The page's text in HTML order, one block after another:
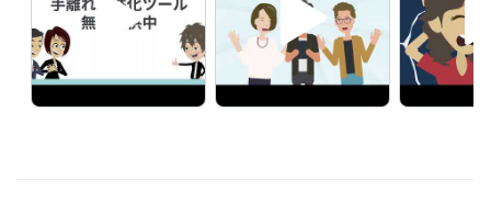
得意分野
動画編集・映像制作 ビジネスアニメーション動画
サービス紹介 ビジネスアニメ 会社紹介 マーケティング
営業
セールス
ビジネス アニメ
学歴